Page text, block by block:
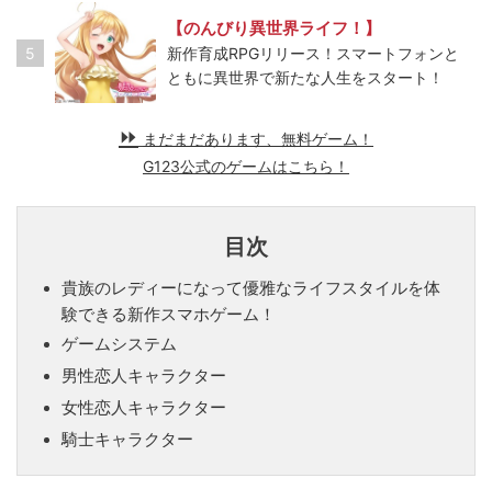
5
【のんびり異世界ライフ！】
新作育成RPGリリース！スマートフォンと
ともに異世界で新たな人生をスタート！
まだまだあります、無料ゲーム！
G123公式のゲームはこちら！
目次
貴族のレディーになって優雅なライフスタイルを体
験できる新作スマホゲーム！
ゲームシステム
男性恋人キャラクター
女性恋人キャラクター
騎士キャラクター